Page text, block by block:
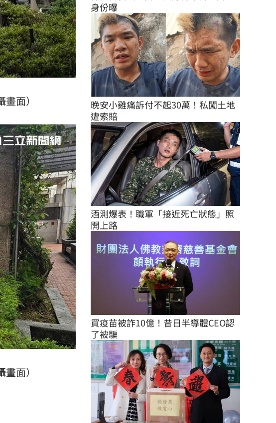
面）
面）
身份曝
晚安小雞痛訴付不起30萬！私闖土地
遭索賠
酒測爆表！職軍「接近死亡狀態」照
開上路
買疫苗被詐10億！昔日半導體CEO認
了被騙